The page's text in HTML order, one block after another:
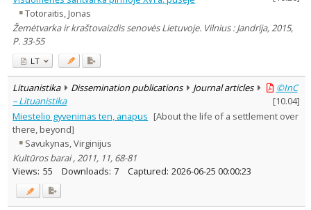
Totoraitis, Jonas
Žemėtvarka ir kraštovaizdis senovės Lietuvoje. Vilnius : Jandrija, 2015,
P. 33-55
LT
Lituanistika Dissemination publications Journal articles
©InC
– Lituanistika
[10.04]
Miestelio gyvenimas ten, anapus [About the life of a settlement over
there, beyond]
Savukynas, Virginijus
Kultūros barai , 2011, 11, 68-81
Views: 55 Downloads: 7 Captured: 2026-06-25 00:00:23